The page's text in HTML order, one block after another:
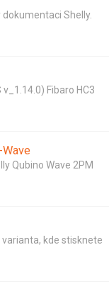
Shelly.
Fibaro HC3
Qubino Wave 2PM
kde stisknete